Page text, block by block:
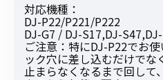
対応機種：
DJ-P22/P221/P222
DJ-G7 / DJ-S17,DJ-
ご注意：特にDJ-P22でお
ック穴に差し込むだけでな
止まらなくなるまで回して